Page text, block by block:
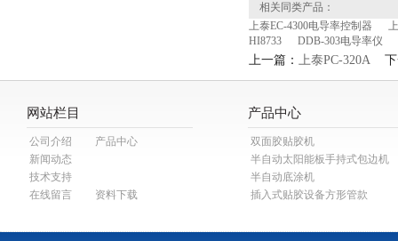
相关同类产品：
上泰EC-4300电导率控制器
HI8733
DDB-303电导率仪
上一篇： 上泰PC-320A 下
网站栏目
公司介绍
产品中心
新闻动态
技术支持
在线留言
资料下载
产品中心
双面胶贴胶机
半自动太阳能板手持式包边机
半自动底涂机
插入式贴胶设备方形管款